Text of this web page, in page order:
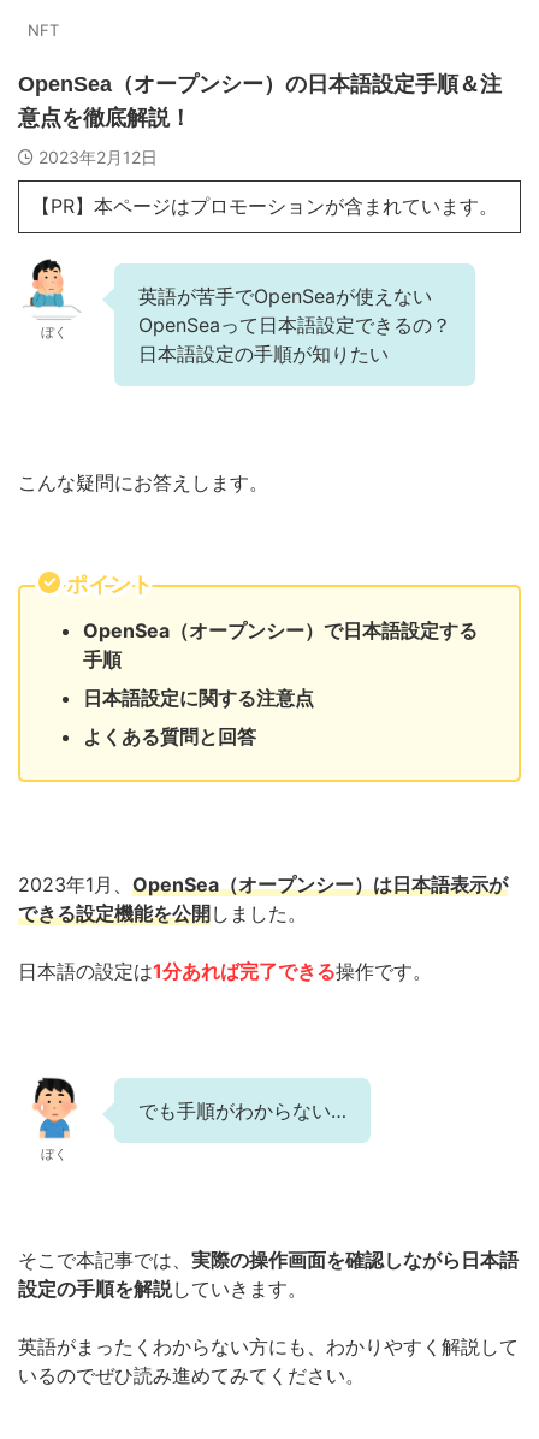
NFT
OpenSea（オープンシー）の日本語設定手順＆注
意点を徹底解説！
2023年2月12日
【PR】本ページはプロモーションが含まれています。
ぼく
英語が苦手でOpenSeaが使えない
OpenSeaって日本語設定できるの？
日本語設定の手順が知りたい
こんな疑問にお答えします。
ポイント
OpenSea（オープンシー）で日本語設定する
手順
日本語設定に関する注意点
よくある質問と回答
2023年1月、 OpenSea（オープンシー）は日本語表示が
できる設定機能を公開しました。
日本語の設定は1分あれば完了できる操作です。
ぼく
でも手順がわからない…
そこで本記事では、 実際の操作画面を確認しながら日本語
設定の手順を解説していきます。
英語がまったくわからない方にも、わかりやすく解説して
いるのでぜひ読み進めてみてください。